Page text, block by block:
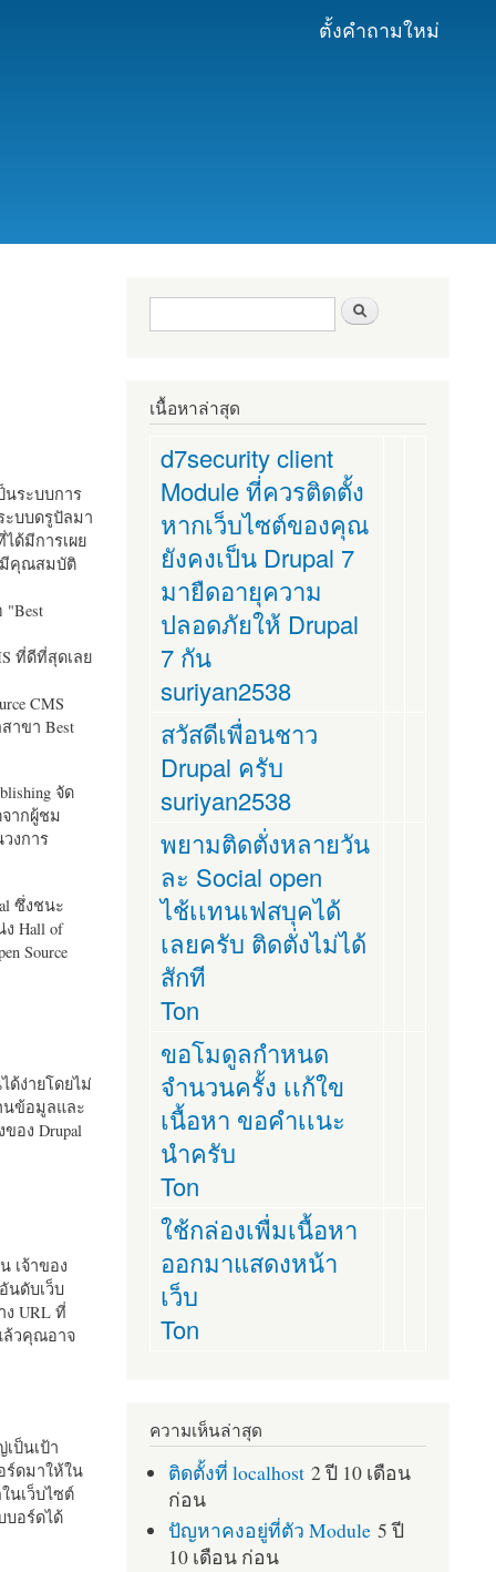
ตั้งคำถามใหม่
นระบบการ
ะบบดรูปัลมา
ด้มีการเผย
มีคุณสมบัติ
"Best
ที่ดีที่สุดเลย
CMS
าขา Best
จัด
ากผู้ชม
งการ
ซึ่งชนะ
Hall of
Source
ด้ง่ายโดยไม่
นข้อมูลและ
อง Drupal
เจ้าของ
นดับเว็บ
URL ที่
ล้วคุณอาจ
ป็นเป้า
ร์ดมาให้ใน
นเว็บไซต์
บอร์ดได้
ฟอร์มค้นหา
เนื้อหาล่าสุด
d7security client
Module ที่ควรติดตั้ง
หากเว็บไซต์ของคุณ
ยังคงเป็น Drupal 7
มายืดอายุความ
ปลอดภัยให้ Drupal
7 กัน
suriyan2538
สวัสดีเพื่อนชาว
Drupal ครับ
suriyan2538
พยามติดตั่งหลายวัน
ละ Social open
ไช้เเทนเฟสบุคได้
เลยครับ ติดตั่งไม่ได้
สักที
Ton
ขอโมดูลกำหนด
จำนวนครั้ง เเก้ใข
เนื้อหา ขอคำเเนะ
นำครับ
Ton
ใช้กล่องเพื่มเนื้อหา
ออกมาแสดงหน้า
เว็บ
Ton
ความเห็นล่าสุด
ติดตั้งที่ localhost 2 ปี 10 เดือน
ก่อน
ปัญหาคงอยู่ที่ตัว Module 5 ปี
10 เดือน ก่อน